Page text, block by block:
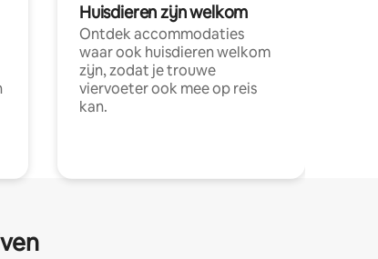
Huisdieren zijn welkom
Ontdek accommodaties
waar ook huisdieren welkom
zijn, zodat je trouwe
viervoeter ook mee op reis
kan.